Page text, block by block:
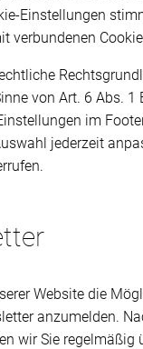
Einstellungen
verbundenen
von Art. 6 Abs. 1
im
jederzeit
Website die
anzumelden.
wir Sie regelmäßig